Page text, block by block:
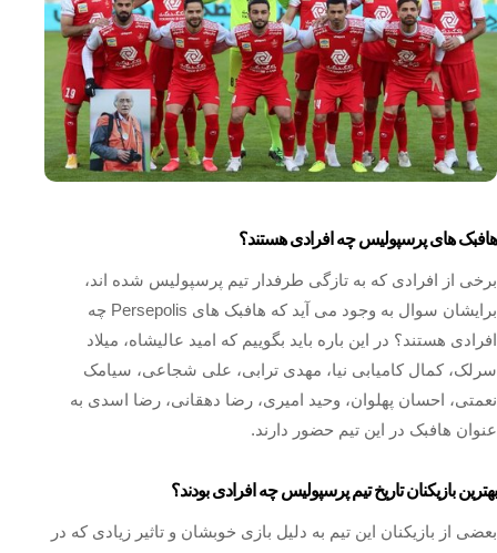
هافبک های پرسپولیس چه افرادی هستند؟
برخی از افرادی که به تازگی طرفدار تیم پرسپولیس شده‌ اند،
برایشان سوال به وجود می‌ آید که هافبک های Persepolis چه
افرادی هستند؟ در این باره باید بگوییم که امید عالیشاه، میلاد
سرلک، کمال کامیابی‌ نیا، مهدی ترابی، علی شجاعی، سیامک
نعمتی، احسان پهلوان، وحید امیری، رضا دهقانی، رضا اسدی به
عنوان هافبک در این تیم حضور دارند.
بهترین بازیکنان تاریخ تیم پرسپولیس چه افرادی بودند؟
بعضی از بازیکنان این تیم به دلیل بازی خوبشان و تاثیر زیادی که در